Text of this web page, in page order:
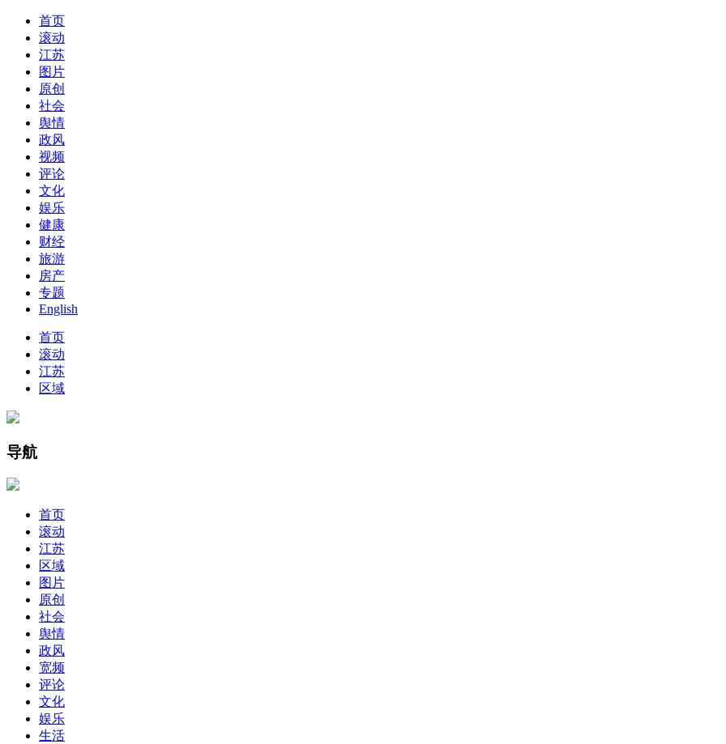
首页
滚动
江苏
图片
原创
社会
舆情
政风
视频
评论
文化
娱乐
健康
财经
旅游
房产
专题
English
首页
滚动
江苏
区域
导航
首页
滚动
江苏
区域
图片
原创
社会
舆情
政风
宽频
评论
文化
娱乐
生活